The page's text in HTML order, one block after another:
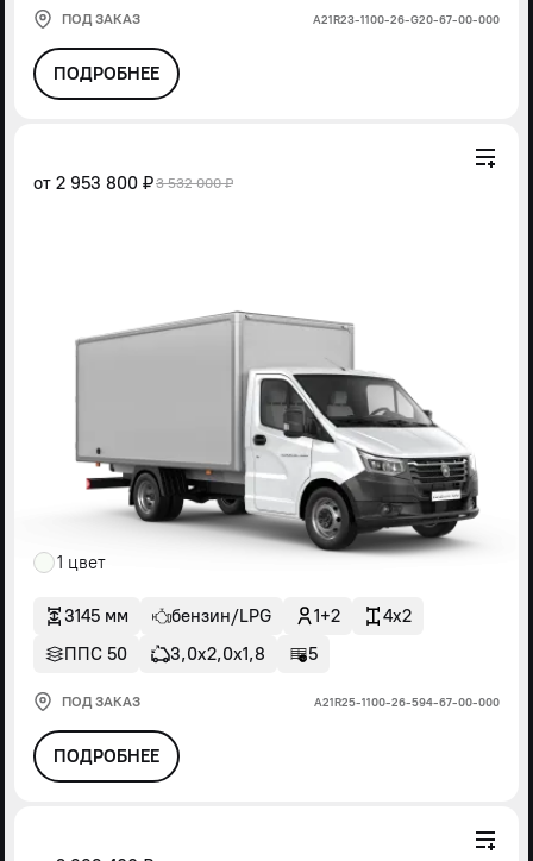
ПОД ЗАКАЗ А21R23-1100-26-G20-67-00-000
ПОДРОБНЕЕ
от 2 953 800 ₽3 532 000 ₽
1 цвет
3145 мм бензин/LPG 1+2
4x2
ППС 50
3,0х2,0х1,8 5
ПОД ЗАКАЗ А21R25-1100-26-594-67-00-000
ПОДРОБНЕЕ